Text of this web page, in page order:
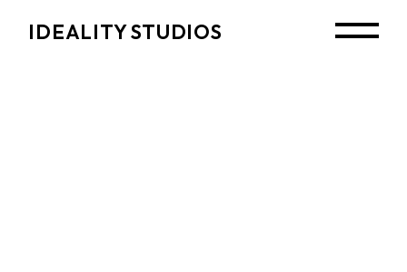
IDEALITY STUDIOS